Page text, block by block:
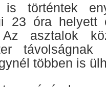
is történtek
23 óra
Az asztalok
többen is